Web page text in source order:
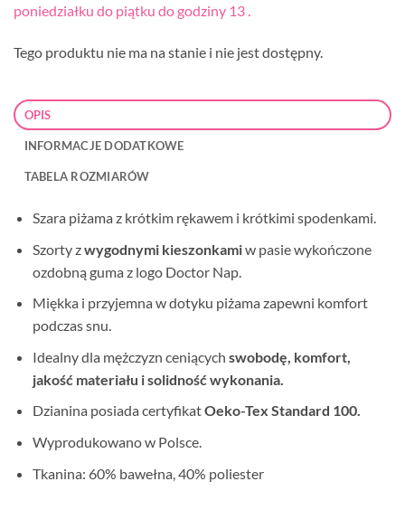
poniedziałku do piątku do godziny 13 .
Tego produktu nie ma na stanie i nie jest dostępny.
OPIS
INFORMACJE DODATKOWE
TABELA ROZMIARÓW
Szara piżama z krótkim rękawem i krótkimi spodenkami.
Szorty zwygodnymi kieszonkamiw pasie wykończone
ozdobną guma z logo Doctor Nap.
Miękka i przyjemna w dotyku piżama zapewni komfort
podczas snu.
Idealny dla mężczyzn ceniących swobodę, komfort,
jakość materiału i solidność wykonania.
Dzianina posiada certyfikatOeko-Tex Standard 100.
Wyprodukowano w Polsce.
Tkanina: 60% bawełna, 40% poliester